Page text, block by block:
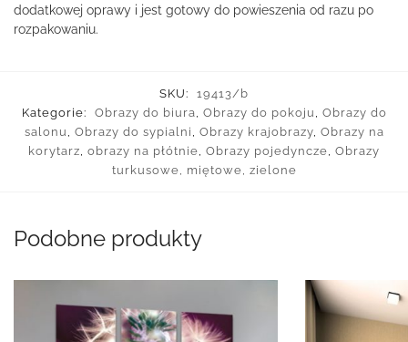
dodatkowej oprawy i jest gotowy do powieszenia od razu po
rozpakowaniu.
SKU:
19413/b
Kategorie:
Obrazy do biura, Obrazy do pokoju , Obrazy do
salonu , Obrazy do sypialni , Obrazy krajobrazy, Obrazy na
korytarz, obrazy na płótnie, Obrazy pojedyncze, Obrazy
turkusowe, miętowe, zielone
Podobne produkty